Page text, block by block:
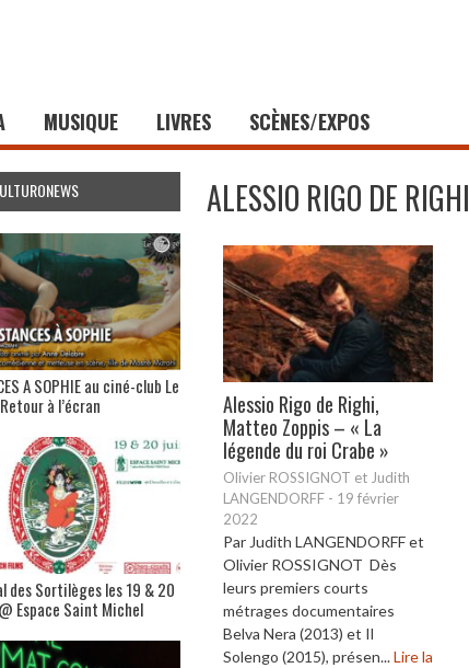
MUSIQUE LIVRES SCÈNES/EXPOS
ALESSIO RIGO DE RIGHI
Alessio Rigo de Righi,
Matteo Zoppis – « La
légende du roi Crabe »
Olivier ROSSIGNOT et Judith
LANGENDORFF - 19 février
2022
Par Judith LANGENDORFF et
Olivier ROSSIGNOT Dès
leurs premiers courts
métrages documentaires
Belva Nera (2013) et Il
Solengo (2015), présen...Lire la
A SOPHIE au ciné-club Le
à l’écran
des Sortilèges les 19 & 20
Espace Saint Michel